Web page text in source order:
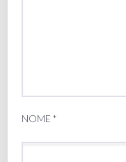
NOME*